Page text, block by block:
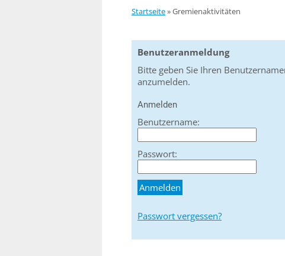
Startseite»Gremienaktivitäten
Benutzeranmeldung
Bitte geben Sie Ihren
anzumelden.
Anmelden
Benutzername:
Passwort:
Passwort vergessen?